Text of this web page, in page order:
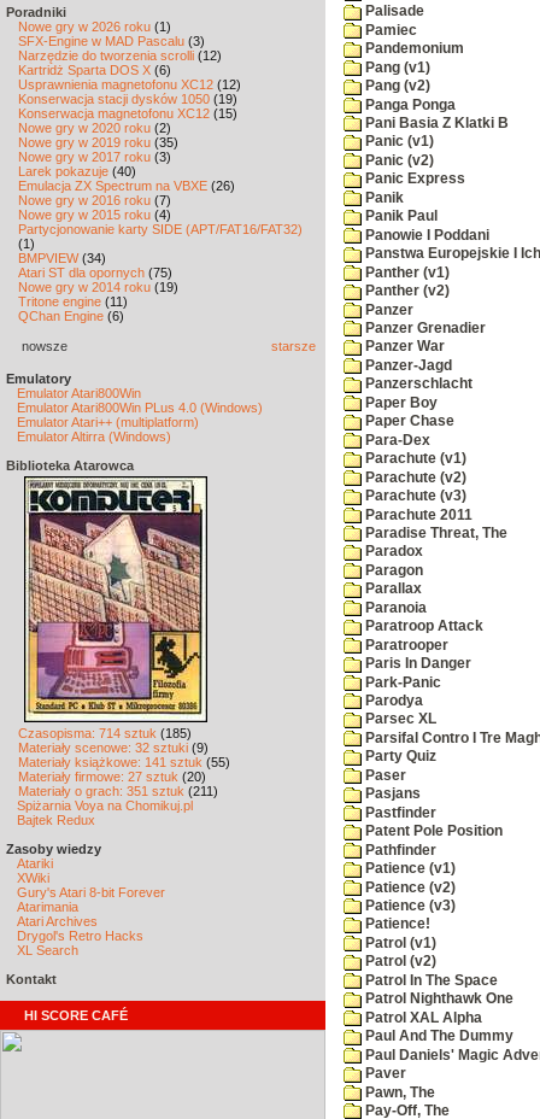
Poradniki
Nowe gry w 2026 roku (1)
SFX-Engine w MAD Pascalu (3)
Narzędzie do tworzenia scrolli (12)
Kartridż Sparta DOS X (6)
Usprawnienia magnetofonu XC12 (12)
Konserwacja stacji dysków 1050 (19)
Konserwacja magnetofonu XC12 (15)
Nowe gry w 2020 roku (2)
Nowe gry w 2019 roku (35)
Nowe gry w 2017 roku (3)
Larek pokazuje (40)
Emulacja ZX Spectrum na VBXE (26)
Nowe gry w 2016 roku (7)
Nowe gry w 2015 roku (4)
Partycjonowanie karty SIDE (APT/FAT16/FAT32)
(1)
BMPVIEW(34)
Atari ST dla opornych (75)
Nowe gry w 2014 roku (19)
Tritone engine (11)
QChan Engine (6)
nowsze starsze
Emulatory
Emulator Atari800Win
Emulator Atari800Win PLus 4.0 (Windows)
Emulator Atari++ (multiplatform)
Emulator Altirra (Windows)
Biblioteka Atarowca
Czasopisma: 714 sztuk (185)
Materiały scenowe: 32 sztuki (9)
Materiały książkowe: 141 sztuk (55)
Materiały firmowe: 27 sztuk (20)
Materiały o grach: 351 sztuk (211)
Spiżarnia Voya na Chomikuj.pl
Bajtek Redux
Zasoby wiedzy
Atariki
XWiki
Gury's Atari 8-bit Forever
Atarimania
Atari Archives
Drygol's Retro Hacks
XL Search
Kontakt
HI SCORE CAFÉ
Palisade
Pamiec
Pandemonium
Pang (v1)
Pang (v2)
Panga Ponga
Pani Basia Z Klatki B
Panic (v1)
Panic (v2)
Panic Express
Panik
Panik Paul
Panowie I Poddani
Panstwa Europejskie I
Panther (v1)
Panther (v2)
Panzer
Panzer Grenadier
Panzer War
Panzer-Jagd
Panzerschlacht
Paper Boy
Paper Chase
Para-Dex
Parachute (v1)
Parachute (v2)
Parachute (v3)
Parachute 2011
Paradise Threat, The
Paradox
Paragon
Parallax
Paranoia
Paratroop Attack
Paratrooper
Paris In Danger
Park-Panic
Parodya
Parsec XL
Parsifal Contro I Tre
Party Quiz
Paser
Pasjans
Pastfinder
Patent Pole Position
Pathfinder
Patience (v1)
Patience (v2)
Patience (v3)
Patience!
Patrol (v1)
Patrol (v2)
Patrol In The Space
Patrol Nighthawk One
Patrol XAL Alpha
Paul And The Dummy
Paul Daniels' Magic
Paver
Pawn, The
Pay-Off, The